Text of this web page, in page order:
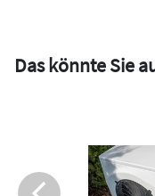
Das könnte Sie